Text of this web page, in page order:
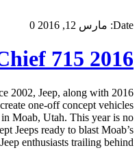
Date: مارس 12, 2016 0
2016 Jeep Crew Chief 715
2002, Jeep, along with
one-off concept vehicles
in Moab, Utah. This year is no
Jeeps ready to blast Moab’s
enthusiasts trailing behind. […]